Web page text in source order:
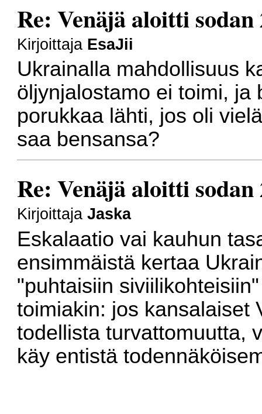
Re: Venäjä aloitti sodan
Kirjoittaja EsaJii
Ukrainalla mahdollisuus
öljynjalostamo ei toimi, ja
porukkaa lähti, jos oli
saa bensansa?
Re: Venäjä aloitti sodan
KirjoittajaJaska
Eskalaatio vai kauhun
ensimmäistä kertaa
"puhtaisiin
toimiakin: jos kansalaiset
todellista turvattomuutta,
käy entistä